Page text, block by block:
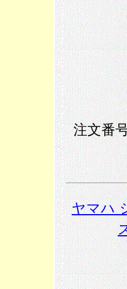
注文番
ヤマハ